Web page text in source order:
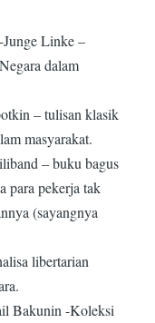
Junge Linke –
dalam
– tulisan klasik
masyarakat.
– buku bagus
para pekerja tak
(sayangnya
libertarian
Bakunin -Koleksi